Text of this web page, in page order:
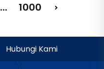
... 1000
Hubungi Kami